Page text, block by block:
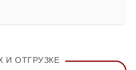
И ОТГРУЗКЕ